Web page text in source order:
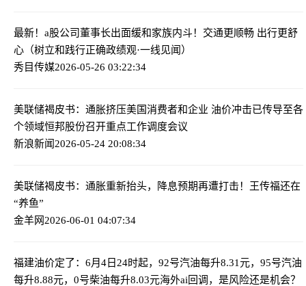
最新！a股公司董事长出面缓和家族内斗！ 交通更顺畅 出行更舒
心（树立和践行正确政绩观·一线见闻）
秀目传媒2026-05-26 03:22:34
美联储褐皮书：通胀挤压美国消费者和企业 油价冲击已传导至各
个领域恒邦股份召开重点工作调度会议
新浪新闻2026-05-24 20:08:34
美联储褐皮书：通胀重新抬头，降息预期再遭打击！ 王传福还在
“养鱼”
金羊网2026-06-01 04:07:34
福建油价定了：6月4日24时起，92号汽油每升8.31元，95号汽油
每升8.88元，0号柴油每升8.03元海外ai回调，是风险还是机会？